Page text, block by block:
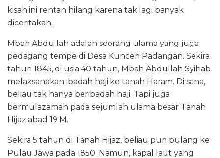
kisah ini rentan hilang karena tak lagi banyak
diceritakan.
Mbah Abdullah adalah seorang ulama yang juga
pedagang tempe di Desa Kuncen Padangan. Sekira
tahun 1845, di usia 40 tahun, Mbah Abdullah Syihab
melaksanakan ibadah haji ke tanah Haram. Di sana,
beliau tak hanya beribadah haji. Tapi juga
bermulazamah pada sejumlah ulama besar Tanah
Hijaz abad 19 M.
Sekira 5 tahun di Tanah Hijaz, beliau pun pulang ke
Pulau Jawa pada 1850. Namun, kapal laut yang